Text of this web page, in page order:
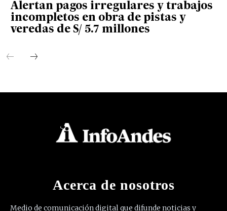
Alertan pagos irregulares y trabajos
incompletos en obra de pistas y
veredas de S/ 5.7 millones
Acerca de nosotros
Medio de comunicación digital que difunde noticias y